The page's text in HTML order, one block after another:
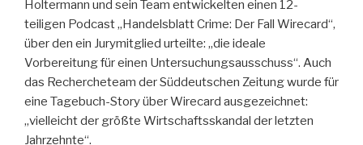
Holtermann und sein Team entwickelten einen 12-
teiligen Podcast „Handelsblatt Crime: Der Fall Wirecard“,
über den ein Jurymitglied urteilte: „die ideale
Vorbereitung für einen Untersuchungsausschuss“. Auch
das Rechercheteam der Süddeutschen Zeitung wurde für
eine Tagebuch-Story über Wirecard ausgezeichnet:
„vielleicht der größte Wirtschaftsskandal der letzten
Jahrzehnte“.